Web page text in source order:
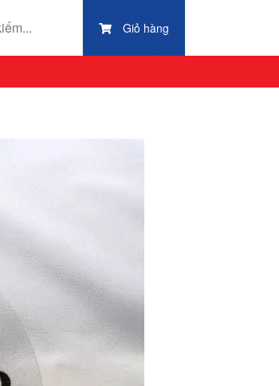
Giỏ hàng